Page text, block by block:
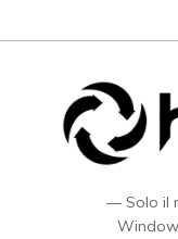
— Solo il